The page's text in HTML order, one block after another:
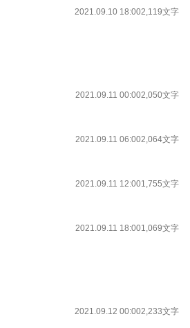
2021.09.10 18:002,119文字
2021.09.11 00:002,050文字
2021.09.11 06:002,064文字
2021.09.11 12:001,755文字
2021.09.11 18:001,069文字
2021.09.12 00:002,233文字